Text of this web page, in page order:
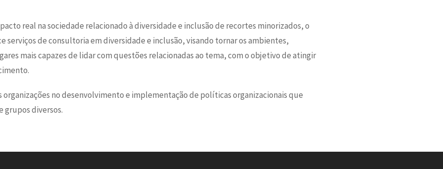
real na sociedade relacionado à diversidade e inclusão de recortes minorizados, o
serviços de consultoria em diversidade e inclusão, visando tornar os ambientes,
mais capazes de lidar com questões relacionadas ao tema, com o objetivo de atingir
organizações no desenvolvimento e implementação de políticas organizacionais que
grupos diversos.